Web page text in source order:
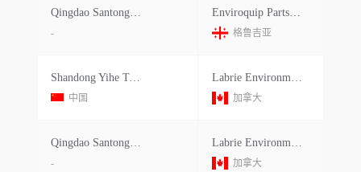
Qingdao Santong Machinery
-
Enviroquip Parts,llc
格鲁吉亚
Shandong Yihe Topco Machinery Manuf
中国
Labrie Environmental Group Ulc
加拿大
Qingdao Santong Machinery
-
Labrie Environmental Group Ulc
加拿大